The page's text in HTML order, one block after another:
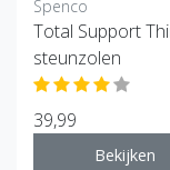
Spenco
Total Support
steunzolen
39,99
Bekijken